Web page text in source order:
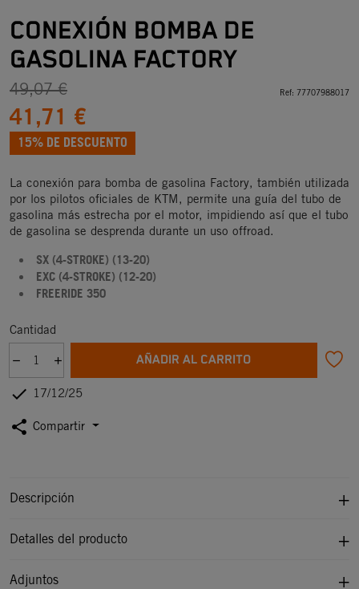
CONEXIÓN BOMBA DE
GASOLINA FACTORY
49,07 €
41,71 €
15% DE DESCUENTO
Ref: 77707988017
La conexión para bomba de gasolina Factory, también utilizada
por los pilotos oficiales de KTM, permite una guía del tubo de
gasolina más estrecha por el motor, impidiendo así que el tubo
de gasolina se desprenda durante un uso offroad.
SX (4-STROKE) (13-20)
EXC (4-STROKE) (12-20)
FREERIDE 350
Cantidad
AÑADIR AL CARRITO
 17/12/25
share Compartir
Descripción
Detalles del producto
Adjuntos